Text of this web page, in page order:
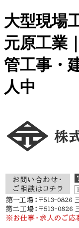
大型現場
元原工業
管工事・
人中